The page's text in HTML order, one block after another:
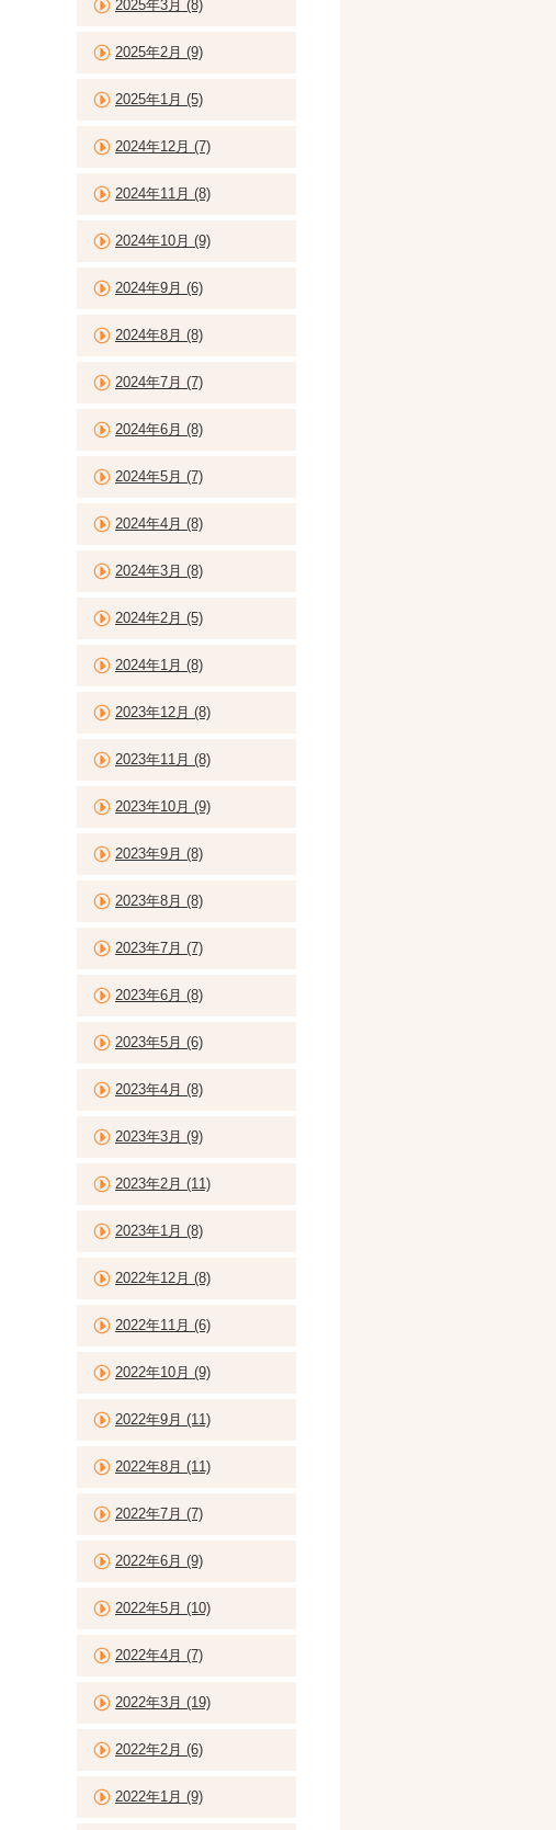
2025年3月 (8)
2025年2月 (9)
2025年1月 (5)
2024年12月 (7)
2024年11月 (8)
2024年10月 (9)
2024年9月 (6)
2024年8月 (8)
2024年7月 (7)
2024年6月 (8)
2024年5月 (7)
2024年4月 (8)
2024年3月 (8)
2024年2月 (5)
2024年1月 (8)
2023年12月 (8)
2023年11月 (8)
2023年10月 (9)
2023年9月 (8)
2023年8月 (8)
2023年7月 (7)
2023年6月 (8)
2023年5月 (6)
2023年4月 (8)
2023年3月 (9)
2023年2月 (11)
2023年1月 (8)
2022年12月 (8)
2022年11月 (6)
2022年10月 (9)
2022年9月 (11)
2022年8月 (11)
2022年7月 (7)
2022年6月 (9)
2022年5月 (10)
2022年4月 (7)
2022年3月 (19)
2022年2月 (6)
2022年1月 (9)